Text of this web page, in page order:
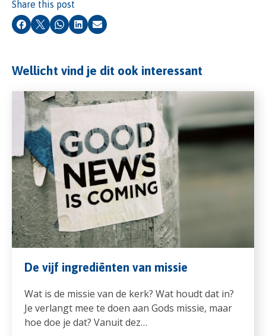
Share this post
Facebook
X Whatsapp
LinkedIn
Email
Wellicht vind je dit ook interessant
De vijf ingrediënten van missie
Wat is de missie van de kerk? Wat houdt dat in?
Je verlangt mee te doen aan Gods missie, maar
hoe doe je dat? Vanuit dez…